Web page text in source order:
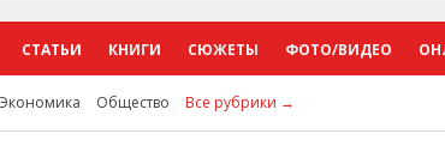
СТАТЬИ КНИГИ СЮЖЕТЫ ФОТО/ВИДЕО
Экономика Общество Все рубрики →